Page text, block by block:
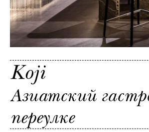
Koji
Азиатский
переулке